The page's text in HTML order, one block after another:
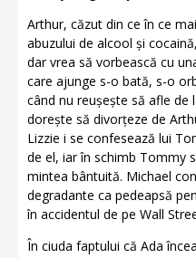
Arthur, căzut din ce în ce
abuzului de alcool și
dar vrea să vorbească cu
care ajunge s-o bată, s-o
când nu reușește să afle de
dorește să divorțeze de
Lizzie i se confesează lui
de el, iar în schimb Tommy
mintea bântuită. Michael
degradante ca pedeapsă
în accidentul de pe Wall
În ciuda faptului că Ada